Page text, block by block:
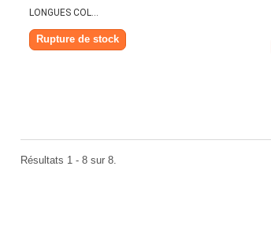
LONGUES COL...
Rupture de stock
Résultats 1 - 8 sur 8.